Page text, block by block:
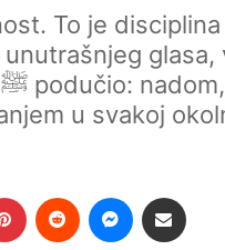
To je
u svakoj